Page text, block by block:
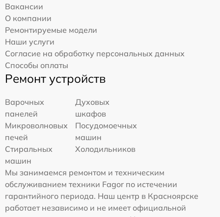
Вакансии
О компании
Ремонтируемые модели
Наши услуги
Согласие на обработку персональных данных
Способы оплаты
Ремонт устройств
Варочных
панелей
Духовых
шкафов
Микроволновых
печей
Посудомоечных
машин
Стиральных
машин
Холодильников
Мы занимаемся ремонтом и техническим
обслуживанием техники Fagor по истечении
гарантийного периода. Наш центр в Красноярске
работает независимо и не имеет официальной